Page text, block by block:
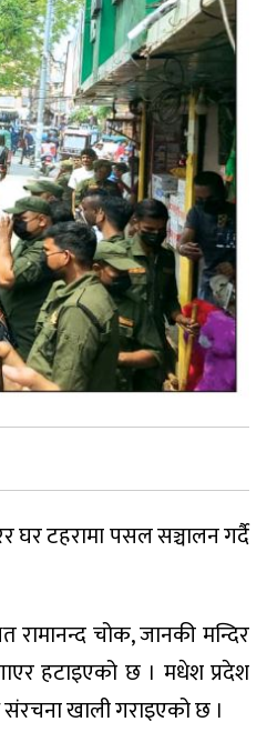
टहरामा पसल सञ्चालन गर्दै
चोक, जानकी मन्दिर
हटाइएको छ । मधेश प्रदेश
संरचना खाली गराइएको छ ।